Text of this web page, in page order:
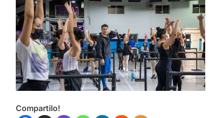
Compartilo!